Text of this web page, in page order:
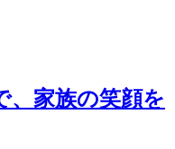
、家族の笑顔を